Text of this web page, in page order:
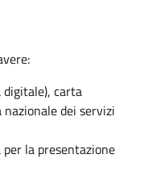
digitale), carta
dei servizi
la presentazione